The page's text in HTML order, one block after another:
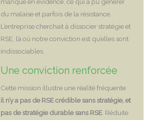
du malaise et parfois de la résistance.
L’entreprise cherchait à dissocier stratégie et
RSE, là où notre conviction est qu’elles sont
indissociables.
Une conviction renforcée
Cette mission illustre une réalité fréquente :
il n’y a pas de RSE crédible sans stratégie, et
pas de stratégie durable sans RSE. Réduite